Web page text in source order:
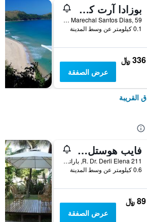
بوزادا آرت كولونيال
Rua Marechal Santos Dias, 59, باراتي, البرازيل
0.1 كيلومتر عن وسط المدينة
336 ﷼
عرض الصفقة
القريبة
فايب هوستل باراتي
R. Dr. Derli Elena 211, باراتي, البرازيل
0.6 كيلومتر عن وسط المدينة
89 ﷼
عرض الصفقة